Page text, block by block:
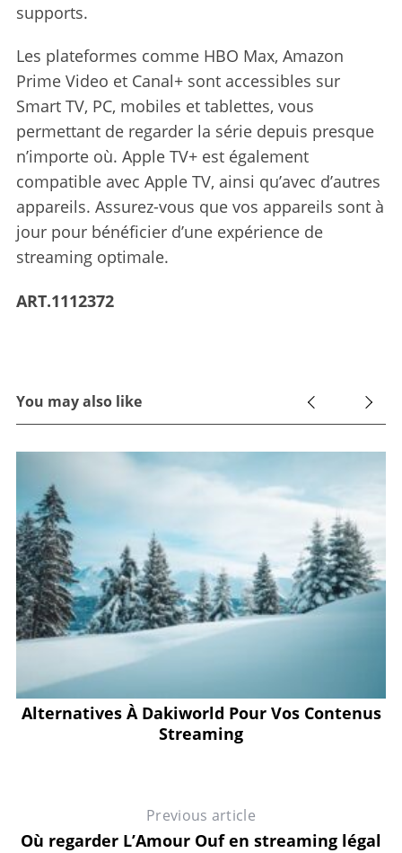
supports.
Les plateformes comme HBO Max, Amazon
Prime Video et Canal+ sont accessibles sur
Smart TV, PC, mobiles et tablettes, vous
permettant de regarder la série depuis presque
n’importe où. Apple TV+ est également
compatible avec Apple TV, ainsi qu’avec d’autres
appareils. Assurez-vous que vos appareils sont à
jour pour bénéficier d’une expérience de
streaming optimale.
ART.1112372
You may also like
Alternatives À Dakiworld Pour Vos Contenus
Streaming
Previous article
Où regarder L’Amour Ouf en streaming légal